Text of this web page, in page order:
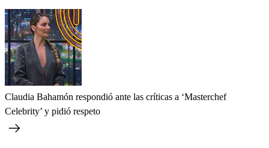
Claudia Bahamón respondió ante las críticas a ‘Masterchef
Celebrity’ y pidió respeto